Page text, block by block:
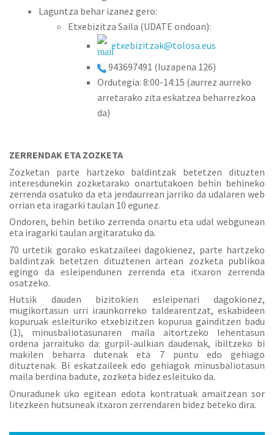
Laguntza behar izanez gero:
Etxebizitza Saila (UDATE ondoan):
etxebizitzak@tolosa.eus
943697491 (luzapena 126)
Ordutegia: 8:00-14:15 (aurrez aurreko
arretarako zita eskatzea beharrezkoa
da)
ZERRENDAK ETA ZOZKETA
Zozketan parte hartzeko baldintzak betetzen dituzten
interesdunekin zozketarako onartutakoen behin behineko
zerrenda osatuko da eta jendaurrean jarriko da udalaren web
orrian eta iragarki taulan 10 egunez.
Ondoren, behin betiko zerrenda onartu eta udal webgunean
eta iragarki taulan argitaratuko da.
70 urtetik gorako eskatzaileei dagokienez, parte hartzeko
baldintzak betetzen dituztenen artean zozketa publikoa
egingo da esleipendunen zerrenda eta itxaron zerrenda
osatzeko.
Hutsik dauden bizitokien esleipenari dagokionez,
mugikortasun urri iraunkorreko taldearentzat, eskabideen
kopuruak esleituriko etxebizitzen kopurua gainditzen badu
(1), minusbaliotasunaren maila aitortzeko lehentasun
ordena jarraituko da: gurpil-aulkian daudenak, ibiltzeko bi
makilen beharra dutenak eta 7 puntu edo gehiago
dituztenak. Bi eskatzaileek edo gehiagok minusbaliotasun
maila berdina badute, zozketa bidez esleituko da.
Onuradunek uko egitean edota kontratuak amaitzean sor
litezkeen hutsuneak itxaron zerrendaren bidez beteko dira.